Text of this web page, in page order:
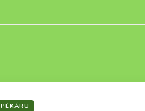
PÉKÁRU